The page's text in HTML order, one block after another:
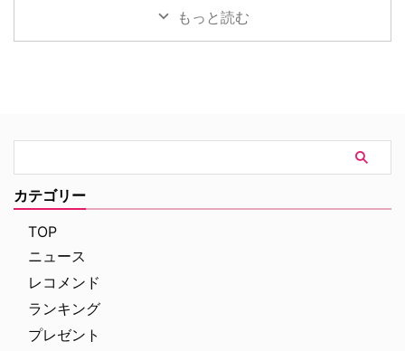
品に出演したことのある顔ぶれが
多数含まれてい …
た役」のおかげで救われる 2018
マを生み出してきたシェリダン。
そんな彼は、俳優として活動して
いた頃に、のちに世界的ヒットド
ラマとなる『ウォーキング・デッ
ル・ポワロの若き頃を追う新作ド
ラマ『Hercule（原題）』を制作
中なのは、当サイトでお伝えして
ドンへ移り私立探偵となったポワ
ロは、大きな口髭が特徴で“灰色
を見抜く。33作の長編小説と51
もっと読む
カテゴリー
TOP
ニュース
レコメンド
ランキング
プレゼント